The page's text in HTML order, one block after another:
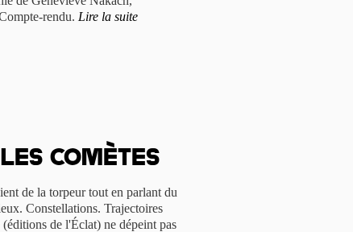
rendu. Lire la suite
comètes
de la torpeur tout en parlant du
Constellations. Trajectoires
de l'Éclat) ne dépeint pas